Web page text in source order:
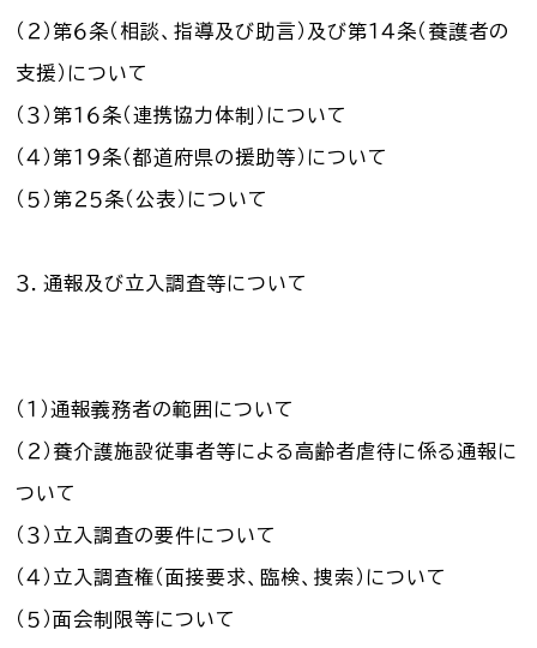
（２）第６条（相談、指導及び助言）及び第１４条（養護者の
支援）について
（３）第１６条（連携協力体制）について
（４）第１９条（都道府県の援助等）について
（５）第２５条（公表）について
３．通報及び立入調査等について
（１）通報義務者の範囲について
（２）養介護施設従事者等による高齢者虐待に係る通報に
ついて
（３）立入調査の要件について
（４）立入調査権（面接要求、臨検、捜索）について
（５）面会制限等について